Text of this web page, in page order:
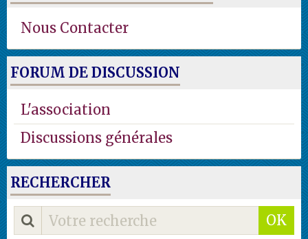
Nous Contacter
FORUM DE DISCUSSION
L'association
Discussions générales
RECHERCHER
OK